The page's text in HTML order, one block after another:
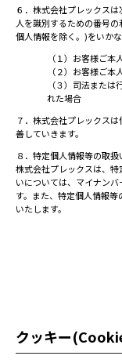
６．株式会社プレックス
人を識別するための番号
個人情報を除く。)をいか
（１）お客様ご
（２）お客様ご
（３）司法また
れた場合
７．株式会社プレックス
善していきます。
８．特定個人情報等の取扱
株式会社プレックスは、
いについては、マイナン
す。また、特定個人情報
いたします。
クッキー